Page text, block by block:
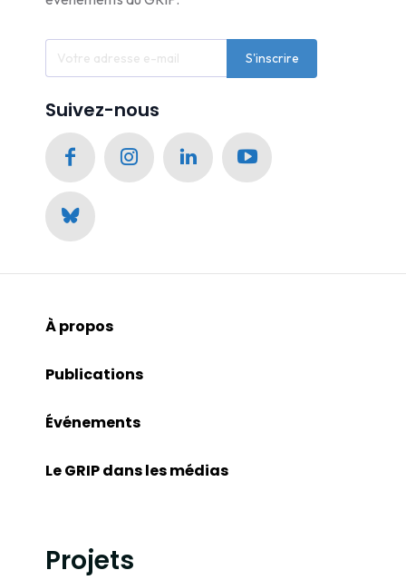
S'inscrire
Suivez-nous
À propos
Publications
Événements
Le GRIP dans les médias
Projets